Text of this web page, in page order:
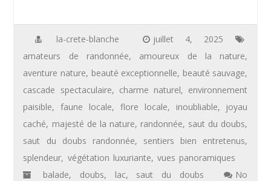
la-crete-blanche
juillet 4, 2025
amateurs de randonnée, amoureux de la nature,
aventure nature, beauté exceptionnelle, beauté sauvage,
cascade spectaculaire, charme naturel, environnement
paisible,faune locale, flore locale, inoubliable, joyau
caché, majesté de la nature, randonnée, saut du doubs,
saut du doubs randonnée, sentiers bien entretenus,
splendeur, végétation luxuriante,vues panoramiques
balade, doubs, lac, saut du doubs
No